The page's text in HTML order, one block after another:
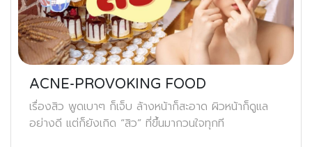
ACNE-PROVOKING FOOD
เรื่องสิว พูดเบาๆ ก็เจ็บ ล้างหน้าก็สะอาด ผิวหน้าก็ดูแล
อย่างดี แต่ก็ยังเกิด “สิว” ที่ขึ้นมากวนใจทุกที